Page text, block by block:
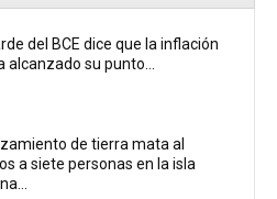
del BCE dice que la inflación
alcanzado su punto...
de tierra mata al
a siete personas en la isla